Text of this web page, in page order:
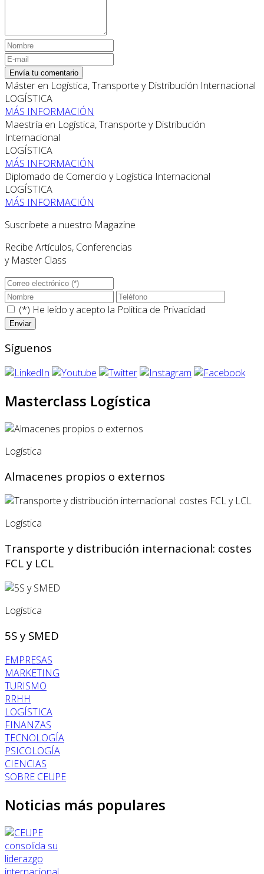
Envía tu comentario
Máster en Logística, Transporte y Distribución Internacional
LOGÍSTICA
MÁS INFORMACIÓN
Maestría en Logística, Transporte y Distribución
Internacional
LOGÍSTICA
MÁS INFORMACIÓN
Diplomado de Comercio y Logística Internacional
LOGÍSTICA
MÁS INFORMACIÓN
Suscríbete a nuestro Magazine
Recibe Artículos, Conferencias
y Master Class
(*) He leído y acepto la Politica de Privacidad
Síguenos
Masterclass Logística
Logística
Almacenes propios o externos
Logística
Transporte y distribución internacional: costes
FCL y LCL
Logística
5S y SMED
EMPRESAS
MARKETING
TURISMO
RRHH
LOGÍSTICA
FINANZAS
TECNOLOGÍA
PSICOLOGÍA
CIENCIAS
SOBRE CEUPE
Noticias más populares